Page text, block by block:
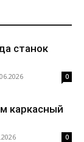
станок
0
каркасный
0